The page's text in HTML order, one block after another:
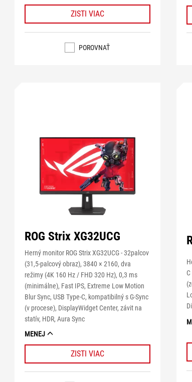
ZISTI VIAC
POROVNAŤ
ROG Strix XG32UCG
Herný monitor ROG Strix XG32UCG - 32palcov
(31,5-palcový obraz), 3840 × 2160, dva
režimy (4K 160 Hz / FHD 320 Hz), 0,3 ms
(minimálne), Fast IPS, Extreme Low Motion
Blur Sync, USB Type-C, kompatibilný s G-Sync
(v procese), DisplayWidget Center, závit na
statív, HDR, Aura Sync
MENEJ
ZISTI VIAC